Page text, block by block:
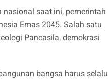
saat ini, pemerintah
Emas 2045. Salah satu
Pancasila, demokrasi
bangsa harus selalu